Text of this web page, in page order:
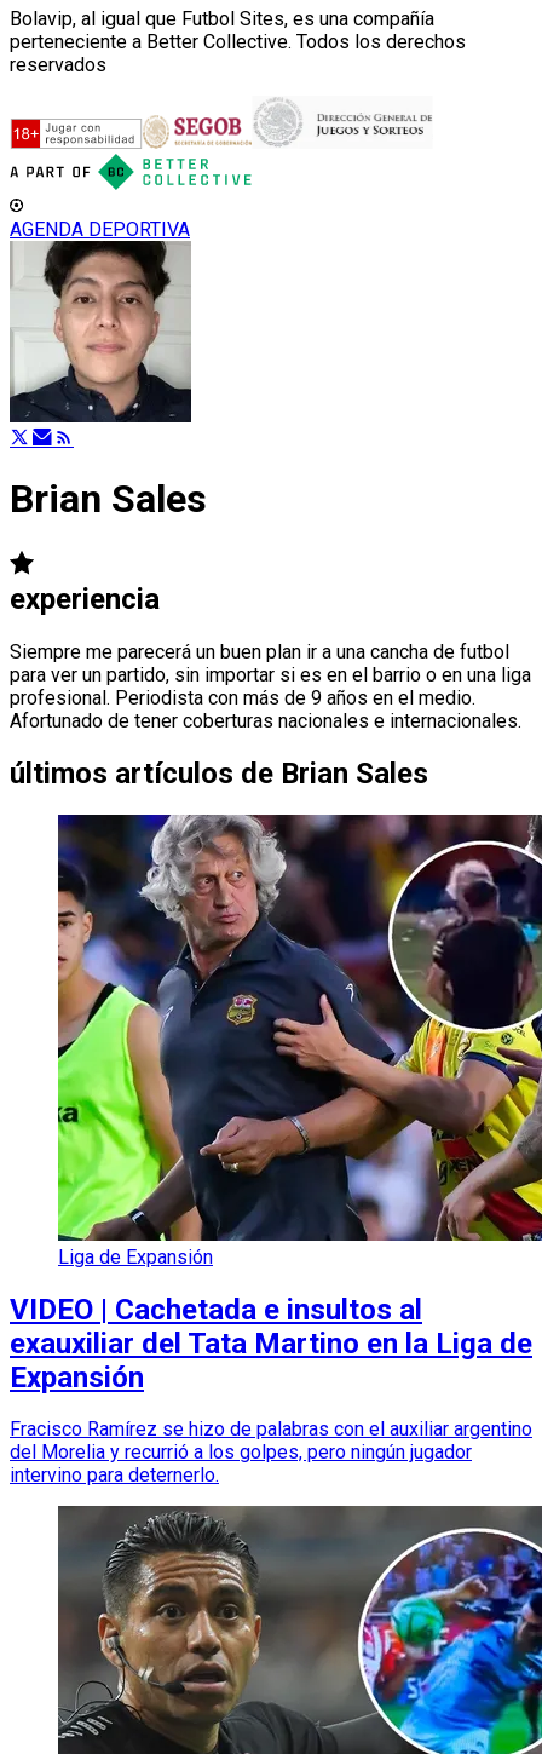
Bolavip, al igual que Futbol Sites, es una compañía
perteneciente a Better Collective. Todos los derechos
reservados
AGENDA DEPORTIVA
Brian Sales
experiencia
Siempre me parecerá un buen plan ir a una cancha de futbol
para ver un partido, sin importar si es en el barrio o en una liga
profesional. Periodista con más de 9 años en el medio.
Afortunado de tener coberturas nacionales e internacionales.
últimos artículos de Brian Sales
Liga de Expansión
VIDEO | Cachetada e insultos al
exauxiliar del Tata Martino en la Liga de
Expansión
Fracisco Ramírez se hizo de palabras con el auxiliar argentino
del Morelia y recurrió a los golpes, pero ningún jugador
intervino para deternerlo.